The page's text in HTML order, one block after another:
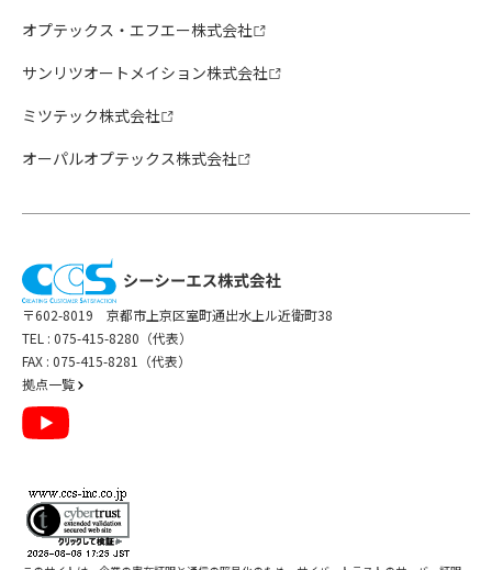
オプテックス・エフエー株式会社
サンリツオートメイション株式会社
ミツテック株式会社
オーパルオプテックス株式会社
〒602-8019 京都市上京区室町通出水上ル近衛町38
TEL : 075-415-8280（代表）
FAX : 075-415-8281（代表）
拠点一覧